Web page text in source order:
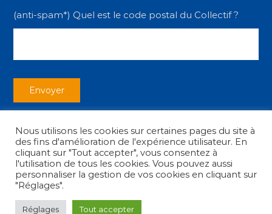
(anti-spam*) Quel est le code postal du Collectif ?
Copyright © 2026Collectif des Associations|Mentions légales
facebook
Nous utilisons les cookies sur certaines pages du site à
des fins d'amélioration de l'expérience utilisateur. En
cliquant sur "Tout accepter", vous consentez à
l'utilisation de tous les cookies. Vous pouvez aussi
personnaliser la gestion de vos cookies en cliquant sur
"Réglages".
Réglages Tout accepter